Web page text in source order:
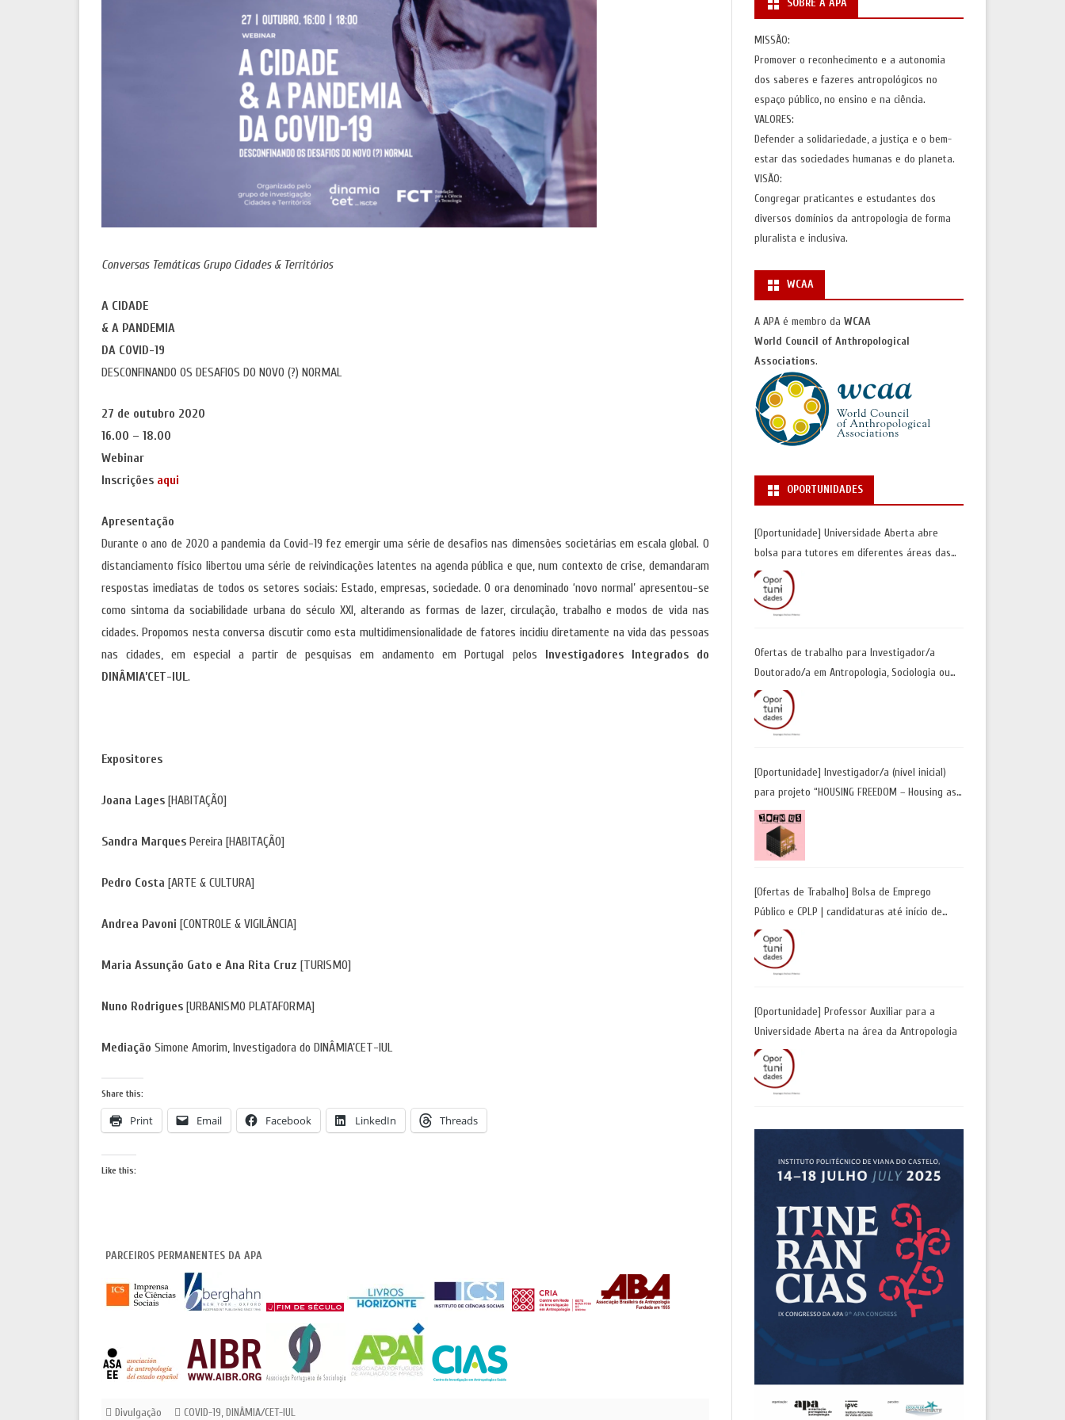
POLÍTICA DE COOKIES E DE PRIVACIDADE
ANTROPOLOGIA
MOSTRA ANTROPOLOGIA E CINEMA
AUTONOMIA E PLURALIDADE
Conversas Temáticas Grupo Cidades & Territórios
A CIDADE
& A PANDEMIA
DA COVID-19
DESCONFINANDO OS DESAFIOS DO NOVO (?) NORMAL
27 de outubro 2020
16.00 – 18.00
Webinar
Inscrições aqui
Apresentação
Durante o ano de 2020 a pandemia da Covid-19 fez emergir uma série de desafios nas dimensões societárias em escala global. O
distanciamento físico libertou uma série de reivindicações latentes na agenda pública e que, num contexto de crise, demandaram
respostas imediatas de todos os setores sociais: Estado, empresas, sociedade. O ora denominado ‘novo normal’ apresentou-se
como sintoma da sociabilidade urbana do século XXI, alterando as formas de lazer, circulação, trabalho e modos de vida nas
cidades. Propomos nesta conversa discutir como esta multidimensionalidade de fatores incidiu diretamente na vida das pessoas
nas cidades, em especial a partir de pesquisas em andamento em Portugal pelos Investigadores Integrados do
DINÂMIA’CET-IUL.
Expositores
Joana Lages [HABITAÇÃO]
Sandra Marques Pereira [HABITAÇÃO]
Pedro Costa [ARTE & CULTURA]
Andrea Pavoni [CONTROLE & VIGILÂNCIA]
Maria Assunção Gato e Ana Rita Cruz [TURISMO]
Nuno Rodrigues [URBANISMO PLATAFORMA]
Mediação Simone Amorim, Investigadora do DINÂMIA’CET-IUL
Share this:
Print Email Facebook LinkedIn Threads
Like this:
PARCEIROS PERMANENTES DA APA
Divulgação COVID-19,DINÂMIA/CET-IUL
SOBRE A APA
MISSÃO:
Promover o reconhecimento e a autonomia
dos saberes e fazeres antropológicos no
espaço público, no ensino e na ciência.
VALORES:
Defender a solidariedade, a justiça e o bem-
estar das sociedades humanas e do planeta.
VISÃO:
Congregar praticantes e estudantes dos
diversos domínios da antropologia de forma
pluralista e inclusiva.
WCAA
A APA é membro da WCAA
World Council of Anthropological
Associations.
OPORTUNIDADES
[Oportunidade] Universidade Aberta abre
bolsa para tutores em diferentes áreas das
Ciências Sociais | Inscrições até 30 de junho
Ofertas de trabalho para Investigador/a
Doutorado/a em Antropologia, Sociologia ou
Geografia Humana| Universidade de Coimbra |
Candidaturas até 29 de maio 2026
[Oportunidade] Investigador/a (nível inicial)
para projeto “HOUSING FREEDOM – Housing as
a Tool for Freedom: A Future Away from
Incarceration” | até 8 de maio
[Ofertas de Trabalho] Bolsa de Emprego
Público e CPLP | candidaturas até início de
maio 2026
[Oportunidade] Professor Auxiliar para a
Universidade Aberta na área da Antropologia